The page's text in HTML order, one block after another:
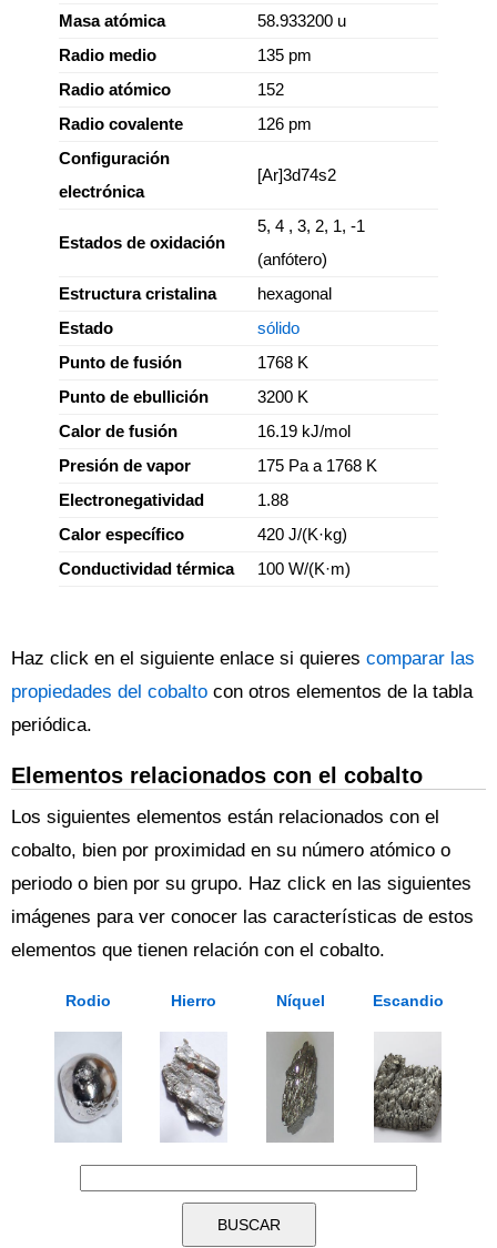
Masa atómica
58.933200 u
Radio medio
135 pm
Radio atómico
152
Radio covalente
126 pm
Configuración
electrónica
[Ar]3d74s2
Estados de oxidación
5, 4 , 3, 2, 1, -1
(anfótero)
Estructura cristalina
hexagonal
Estado
sólido
Punto de fusión
1768 K
Punto de ebullición
3200 K
Calor de fusión
16.19 kJ/mol
Presión de vapor
175 Pa a 1768 K
Electronegatividad
1.88
Calor específico
420 J/(K·kg)
Conductividad térmica
100 W/(K·m)
Haz click en el siguiente enlace si quieres comparar las
propiedades del cobalto con otros elementos de la tabla
periódica.
Elementos relacionados con el cobalto
Los siguientes elementos están relacionados con el
cobalto, bien por proximidad en su número atómico o
periodo o bien por su grupo. Haz click en las siguientes
imágenes para ver conocer las características de estos
elementos que tienen relación con el cobalto.
Rodio Hierro Níquel Escandio